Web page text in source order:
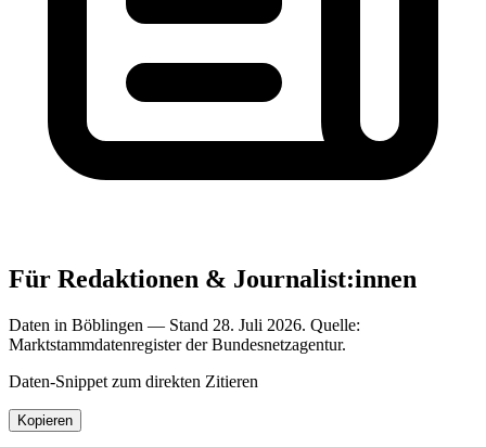
Für Redaktionen & Journalist:innen
Daten in Böblingen — Stand 28. Juli 2026. Quelle:
Marktstammdatenregister der Bundesnetzagentur.
Daten-Snippet zum direkten Zitieren
Kopieren